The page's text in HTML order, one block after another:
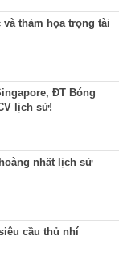
và thảm họa trọng tài
ĐT Bóng
lịch sử!
nhất lịch sử
cầu thủ nhí